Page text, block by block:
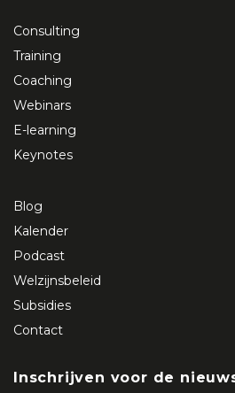
Consulting
Training
Coaching
Webinars
E-learning
Keynotes
Blog
Kalender
Podcast
Welzijnsbeleid
Subsidies
Contact
Inschrijven voor de